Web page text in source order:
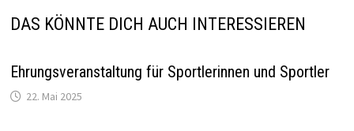
DAS KÖNNTE DICH AUCH INTERESSIEREN
Ehrungsveranstaltung für Sportlerinnen und Sportler
22. Mai 2025